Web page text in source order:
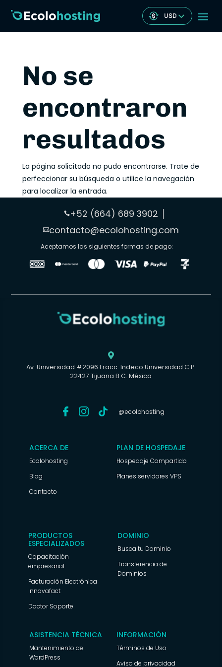
USD
No se
encontraron
resultados
La página solicitada no pudo encontrarse. Trate de
perfeccionar su búsqueda o utilice la navegación
para localizar la entrada.
+52 (664) 689 3902
contacto@ecolohosting.com
Aceptamos las siguientes formas de pago:

Av. Universidad #2096 Fracc. Indeco Universidad C.P.
22427 Tijuana B.C. México
@ecolohosting
ACERCA DE
Ecolohosting
Blog
Contacto
PLAN DE HOSPEDAJE
Hospedaje Compartido
Planes servidores VPS
PRODUCTOS
ESPECIALIZADOS
Capacitación
empresarial
Facturación Electrónica
Innovafact
Doctor Soporte
DOMINIO
Busca tu Dominio
Transferencia de
Dominios
ASISTENCIA TÉCNICA
Mantenimiento de
WordPress
INFORMACIÓN
Términos de Uso
Aviso de privacidad